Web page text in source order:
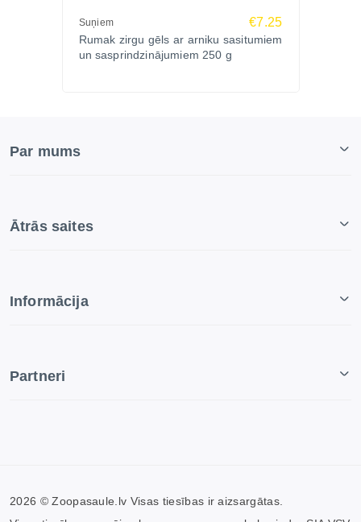
Suņiem €7.25
Rumak zirgu gēls ar arniku sasitumiem
un sasprindzinājumiem 250 g
Par mums
Ātrās saites
Informācija
Partneri
2026 © Zoopasaule.lv Visas tiesības ir aizsargātas.